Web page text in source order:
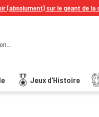
(absolument) sur le géant de
Jeux d'Histoire